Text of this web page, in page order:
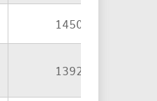
1450 p.b.
1392 p.b.